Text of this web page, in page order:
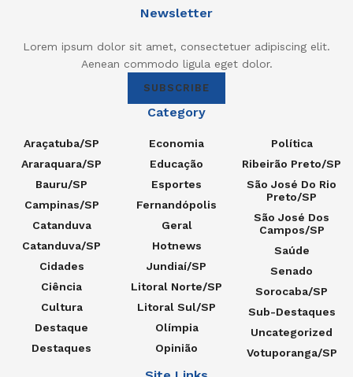
Newsletter
Lorem ipsum dolor sit amet, consectetuer adipiscing elit.
Aenean commodo ligula eget dolor.
SUBSCRIBE
Category
Araçatuba/SP
Araraquara/SP
Bauru/SP
Campinas/SP
Catanduva
Catanduva/SP
Cidades
Ciência
Cultura
Destaque
Destaques
Economia
Educação
Esportes
Fernandópolis
Geral
Hotnews
Jundiaí/SP
Litoral Norte/SP
Litoral Sul/SP
Olímpia
Opinião
Política
Ribeirão Preto/SP
São José Do Rio
Preto/SP
São José Dos
Campos/SP
Saúde
Senado
Sorocaba/SP
Sub-Destaques
Uncategorized
Votuporanga/SP